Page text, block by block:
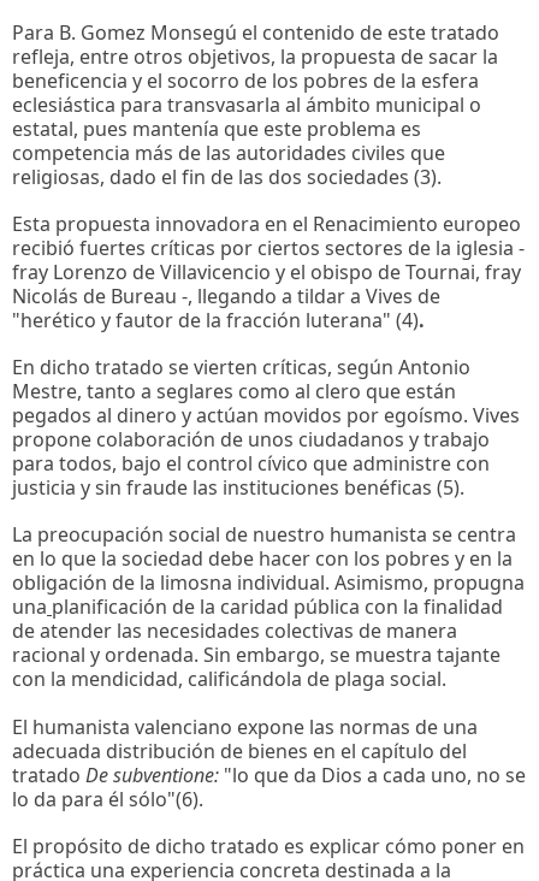
Para B. Gomez Monsegú el contenido de este tratado
refleja, entre otros objetivos, la propuesta de sacar la
beneficencia y el socorro de los pobres de la esfera
eclesiástica para transvasarla al ámbito municipal o
estatal, pues mantenía que este problema es
competencia más de las autoridades civiles que
religiosas, dado el fin de las dos sociedades (3).
Esta propuesta innovadora en el Renacimiento europeo
recibió fuertes críticas por ciertos sectores de la iglesia -
fray Lorenzo de Villavicencio y el obispo de Tournai, fray
Nicolás de Bureau -, llegando a tildar a Vives de
"herético y fautor de la fracción luterana" (4).
En dicho tratado se vierten críticas, según Antonio
Mestre, tanto a seglares como al clero que están
pegados al dinero y actúan movidos por egoísmo. Vives
propone colaboración de unos ciudadanos y trabajo
para todos, bajo el control cívico que administre con
justicia y sin fraude las instituciones benéficas (5).
La preocupación social de nuestro humanista se centra
en lo que la sociedad debe hacer con los pobres y en la
obligación de la limosna individual. Asimismo, propugna
una planificación de la caridad pública con la finalidad
de atender las necesidades colectivas de manera
racional y ordenada. Sin embargo, se muestra tajante
con la mendicidad, calificándola de plaga social.
El humanista valenciano expone las normas de una
adecuada distribución de bienes en el capítulo del
tratado De subventione: "lo que da Dios a cada uno, no se
lo da para él sólo"(6).
El propósito de dicho tratado es explicar cómo poner en
práctica una experiencia concreta destinada a la